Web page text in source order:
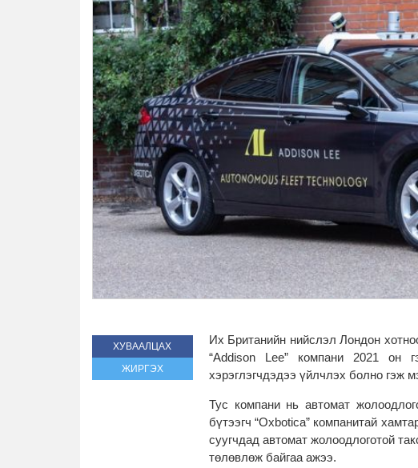
ХУВААЛЦАХ
ЖИРГЭХ
Их Британийн нийслэл Лондон
“Addison Lee” компани 2021 он
хэрэглэгчдэдээ үйлчлэх болно гэж
Тус компани нь автомат
бүтээгч “Oxbotica” компанитай
суугчдад автомат жолоодлоготой
төлөвлөж байгаа ажээ.